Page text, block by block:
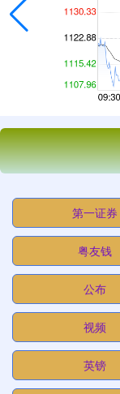
第一证券
粤友钱
公布
视频
英镑